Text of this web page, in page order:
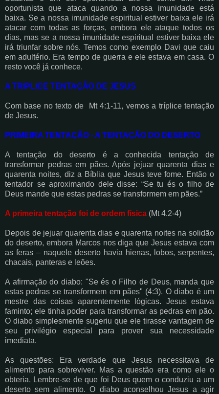
oportunista que ataca quando a nossa imunidade está
baixa. Se a nossa imunidade espiritual estiver baixa ele irá
atacar com todas as forças, embora ele ataque todos os
dias, mas se a nossa imunidade espiritual estiver baixa ele
irá triunfar sobre nós. Temos como exemplo Davi que caiu
em adultério. Era tempo de guerra e ele estava em casa. O
resto você já conhece.
A TRIPLICE TENTAÇÃO DE JESUS
Com base no texto de Mt 4:1-11, vemos a tríplice tentação
de Jesus.
PRIMEIRA TENTAÇÃO - A TENTAÇÃO DO DESERTO
A tentação do deserto é a conhecida tentação de
transformar pedras em pães. Após jejuar quarenta dias e
quarenta noites, diz a Bíblia que Jesus teve fome. Então o
tentador se aproximando dele disse: “Se tu és o filho de
Deus mande que estas pedras se transformem em pães.”
A primeira tentação foi de ordem física (Mt 4.2-4)
Depois de jejuar quarenta dias e quarenta noites na solidão
do deserto, embora Marcos nos diga que Jesus estava com
as feras – naquele deserto havia hienas, lobos, serpentes,
chacais, panteras e leões.
A afirmação do diabo: "Se és o Filho de Deus, manda que
estas pedras se transformem em pães" (4:3). O diabo é um
mestre das coisas aparentemente lógicas. Jesus estava
faminto; ele tinha poder para transformar as pedras em pão.
O diabo simplesmente sugeriu que ele tirasse vantagem de
seu privilégio especial para prover sua necessidade
imediata.
As questões: Era verdade que Jesus necessitava de
alimento para sobreviver. Mas a questão era como ele o
obteria. Lembre-se de que foi Deus quem o conduziu a um
deserto sem alimento. O diabo aconselhou Jesus a agir